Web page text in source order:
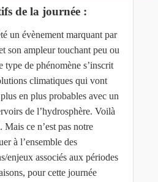
de la journée :
un évènement marquant par
son ampleur touchant peu ou
type de phénomène s’inscrit
climatiques qui vont
en plus probables avec un
de l’hydrosphère. Voilà
ce n’est pas notre
à l’ensemble des
enjeux associés aux périodes
pour cette journée